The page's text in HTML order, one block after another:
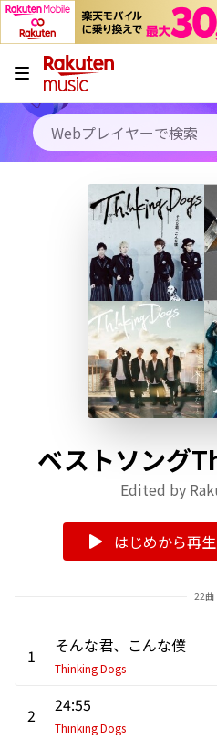
キャンペーン
料金プラン
使い方
初回30日間無料お試し
ベストソング
Edited by
はじめから再生
22曲
1 そんな君、こんな僕
Thinking Dogs
2 24:55
Thinking Dogs